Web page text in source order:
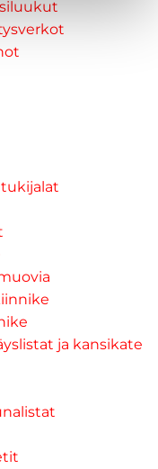
ja kansikate